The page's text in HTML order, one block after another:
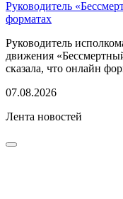
Руководитель
форматах
Руководитель
движения
сказала, что онлайн
07.08.2026
Лента новостей